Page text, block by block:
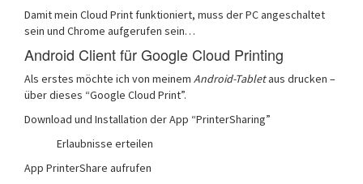
Damit mein Cloud Print funktioniert, muss der PC angeschaltet
sein und Chrome aufgerufen sein…
Android Client für Google Cloud Printing
Als erstes möchte ich von meinem Android-Tabletaus drucken –
über dieses “Google Cloud Print”.
Download und Installation der App “PrinterSharing”
Erlaubnisse erteilen
App PrinterShare aufrufen